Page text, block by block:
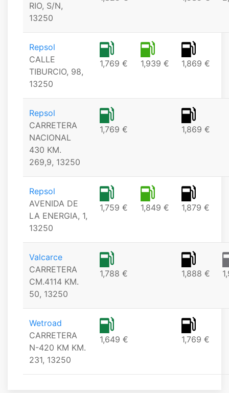
RIO, S/N,
13250
Repsol
CALLE
TIBURCIO, 98,
13250
1,769 € 1,939 € 1,869 €
Repsol
CARRETERA
NACIONAL
430 KM.
269,9, 13250
1,769 € 1,869 €
Repsol
AVENIDA DE
LA ENERGIA, 1,
13250
1,759 € 1,849 € 1,879 €
Valcarce
CARRETERA
CM.4114 KM.
50, 13250
1,788 € 1,888 €
Wetroad
CARRETERA
N-420 KM KM.
231, 13250
1,649 € 1,769 €